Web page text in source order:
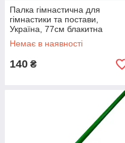
Палка гімнастична для
гімнастики та постави,
Україна, 77см блакитна
Немає в наявності
140 ₴